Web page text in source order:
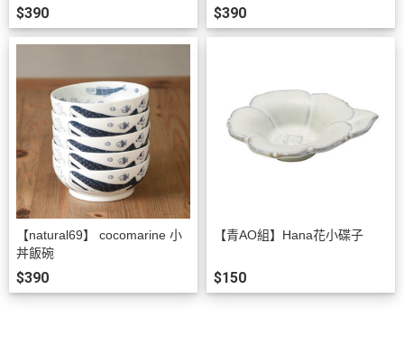
$390 $390
【natural69】 cocomarine 小
丼飯碗
$390
【青AO組】Hana花小碟子
$150